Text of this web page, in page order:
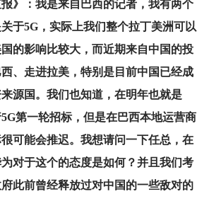
》：我是来自巴西的记者，我有两个
于5G，实际上我们整个拉丁美洲可以
的影响比较大，而近期来自中国的投
、走进拉美，特别是目前中国已经成
源国。我们也知道，在明年也就是
第一轮招标，但是在巴西本地运营商
可能会推迟。我想请问一下任总，在
对于这个的态度是如何？并且我们考
此前曾经释放过对中国的一些敌对的